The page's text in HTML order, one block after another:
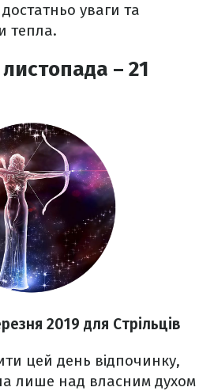
уваги та
тепла.
– 21
2019 для Стрільців
цей день відпочинку,
лише над власним духом